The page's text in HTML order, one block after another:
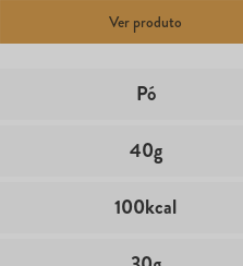
Ver produto
Pó
40g
100kcal